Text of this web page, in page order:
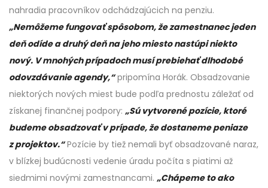
nahradia pracovníkov odchádzajúcich na penziu.
„Nemôžeme fungovať spôsobom, že zamestnanec jeden
deň odíde a druhý deň na jeho miesto nastúpi niekto
nový. V mnohých prípadoch musí prebiehať dlhodobé
odovzdávanie agendy,“pripomína Horák. Obsadzovanie
niektorých nových miest bude podľa prednostu záležať od
získanej finančnej podpory: „Sú vytvorené pozície, ktoré
budeme obsadzovať v prípade, že dostaneme peniaze
z projektov.“Pozície by tiež nemali byť obsadzované naraz,
v blízkej budúcnosti vedenie úradu počíta s piatimi až
siedmimi novými zamestnancami. „Chápeme to ako